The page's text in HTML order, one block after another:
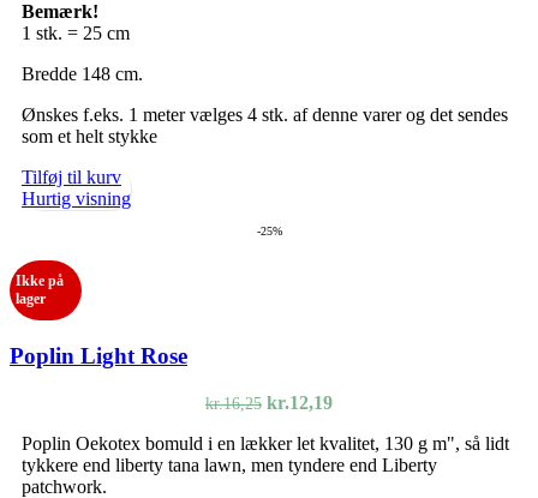
Bemærk!
1 stk. = 25 cm
Bredde 148 cm.
Ønskes f.eks. 1 meter vælges 4 stk. af denne varer og det sendes
som et helt stykke
Tilføj til kurv
Hurtig visning
-25%
Ikke på
lager
Poplin Light Rose
kr.16,25 Den
pris
var:
kr.12,19Den
pris
er:
Poplin Oekotex bomuld i en lækker let kvalitet, 130 g m", så lidt
tykkere end liberty tana lawn, men tyndere end Liberty
patchwork.